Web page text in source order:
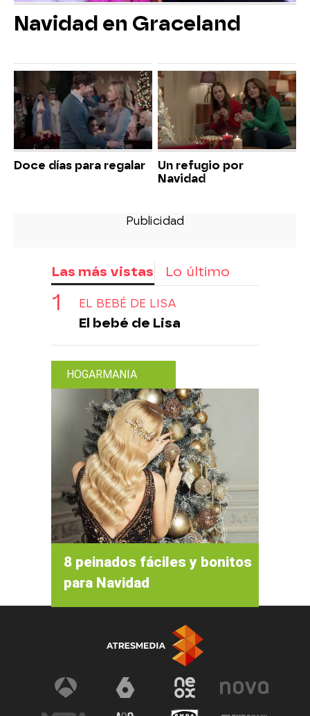
Navidad en Graceland
Doce días para regalar
Un refugio por
Navidad
Las más vistas Lo último
EL BEBÉ DE LISA
El bebé de Lisa
HOGARMANIA
8 peinados fáciles y bonitos
para Navidad